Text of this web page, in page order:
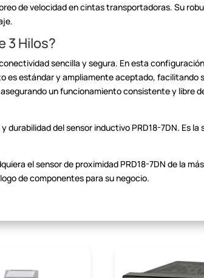
develocidad en cintas transportadoras. Su
3 Hilos?
sencilla y segura. En esta
es estándary ampliamente aceptado, facilitando
un funcionamiento consistente y libre
durabilidaddel sensor inductivo PRD18-7DN. Es
el sensorde proximidad PRD18-7DN de la
de componentes para su negocio.